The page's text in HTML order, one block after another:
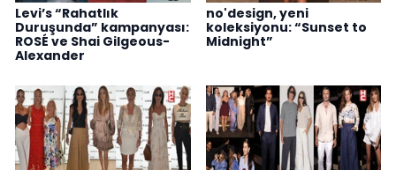
Levi’s “Rahatlık
Duruşunda” kampanyası:
ROSÉ ve Shai Gilgeous-
Alexander
no'design, yeni
koleksiyonu: “Sunset to
Midnight”